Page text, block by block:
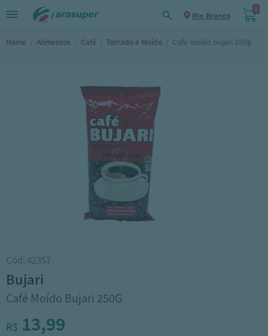
Rio Branco
0
Home / Alimentos / Café / Torrado e Moído / Café moído bujari 250g
Cód: 42357
bujari
Café Moído Bujari 250G
R$ 13,99